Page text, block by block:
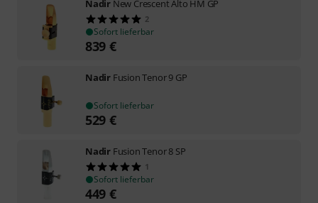
Nadir New Crescent Alto HM GP
2
Sofort lieferbar
839 €
Nadir Fusion Tenor 9 GP
Sofort lieferbar
529 €
Nadir Fusion Tenor 8 SP
1
Sofort lieferbar
449 €